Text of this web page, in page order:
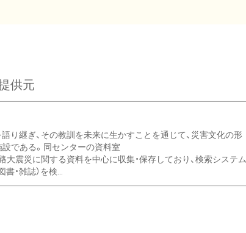
供元
り継ぎ、その教訓を未来に生かすことを通じて、災害文化の形
である。同センターの資料室
震災に関する資料を中心に収集・保存しており、検索システム
・雑誌）を検...